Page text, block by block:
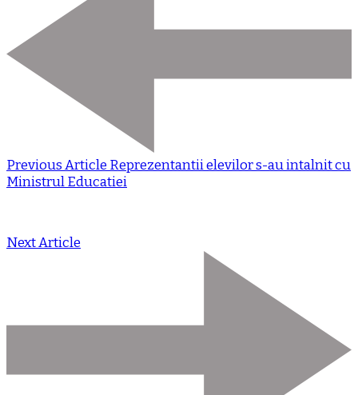
Previous Article Reprezentantii elevilor s-au intalnit cu
Ministrul Educatiei
Next Article